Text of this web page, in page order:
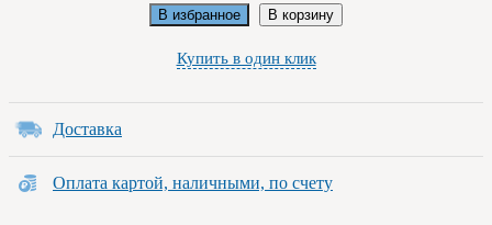
В избранное В корзину
Купить в один клик
Доставка
Оплата картой, наличными, по счету